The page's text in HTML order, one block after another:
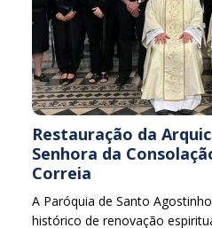
Restauração da
Senhora da
Correia
A Paróquia de Santo
histórico de renovação